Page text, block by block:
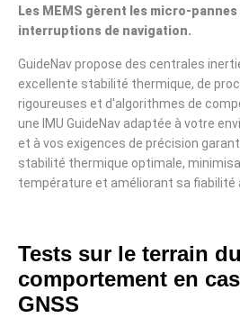
Les MEMS gèrent les micro-pannes
interruptions de navigation.
GuideNav propose des centrales
excellente stabilité thermique, de
rigoureuses et d'algorithmes de
une IMU GuideNav adaptée à votre
et à vos exigences de précision
stabilité thermique optimale,
température et améliorant sa fiabilité
Tests sur le terrain du
comportement en
GNSS